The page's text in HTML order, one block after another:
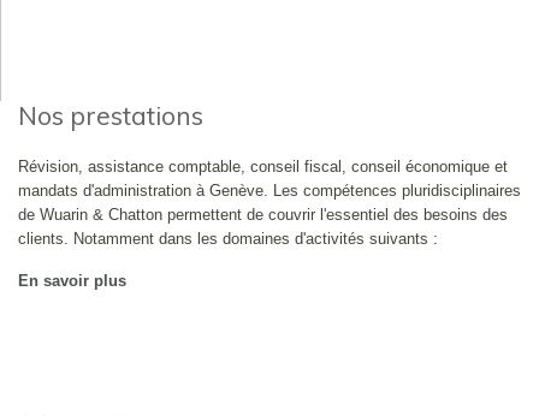
Nos prestations
Révision, assistance comptable, conseil fiscal, conseil économique et
mandats d'administration à Genève. Les compétences pluridisciplinaires
de Wuarin & Chatton permettent de couvrir l'essentiel des besoins des
clients. Notamment dans les domaines d'activités suivants :
En savoir plus